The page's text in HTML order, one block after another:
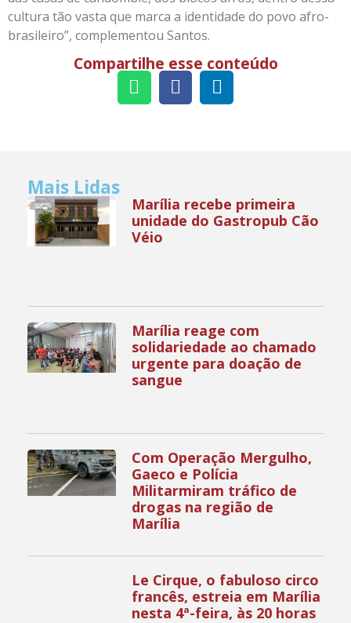
cultura tão vasta que marca a identidade do povo afro-
brasileiro”, complementou Santos.
Compartilhe esse conteúdo
Mais Lidas
Marília recebe primeira
unidade do Gastropub Cão
Véio
Marília reage com
solidariedade ao chamado
urgente para doação de
sangue
Com Operação Mergulho,
Gaeco e Polícia
Militarmiram tráfico de
drogas na região de
Marília
Le Cirque, o fabuloso circo
francês, estreia em Marília
nesta 4ª-feira, às 20 horas